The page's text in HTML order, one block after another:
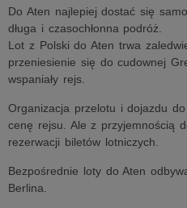
Do Aten najlepiej dostać się
długa i czasochłonna podróż.
Lot z Polski do Aten trwa
przeniesienie się do cudownej
wspaniały rejs.
Organizacja przelotu i dojazdu
cenę rejsu. Ale z przyjemnością
rezerwacji biletów lotniczych.
Bezpośrednie loty do Aten
Berlina.